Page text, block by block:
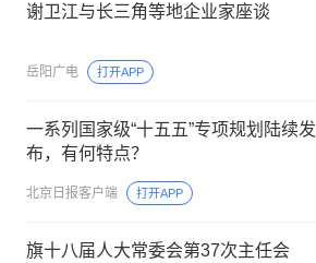
谢卫江与长三角等地企业家座谈
岳阳广电 打开APP
一系列国家级“十五五”专项规划陆续发
布，有何特点？
北京日报客户端 打开APP
旗十八届人大常委会第37次主任会